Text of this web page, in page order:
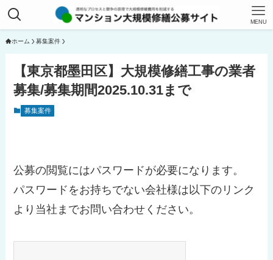
MENU
ホーム 募集案件
【東京都墨田区】大規模修繕工事の業者
募集/募集期間2025.10.31まで
募集案件
公募の閲覧にはパスワードが必要になります。
パスワードをお持ちでない会社様は以下のリンク
より当社までお問い合わせください。